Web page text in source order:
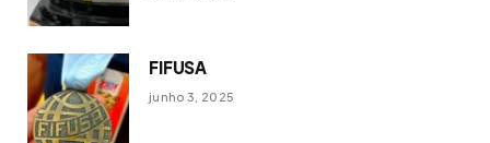
FIFUSA
junho 3, 2025